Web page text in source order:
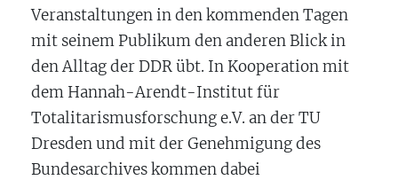
Veranstaltungen in den kommenden Tagen
mit seinem Publikum den anderen Blick in
den Alltag der DDR übt. In Kooperation mit
dem Hannah-Arendt-Institut für
Totalitarismusforschung e.V. an der TU
Dresden und mit der Genehmigung des
Bundesarchives kommen dabei